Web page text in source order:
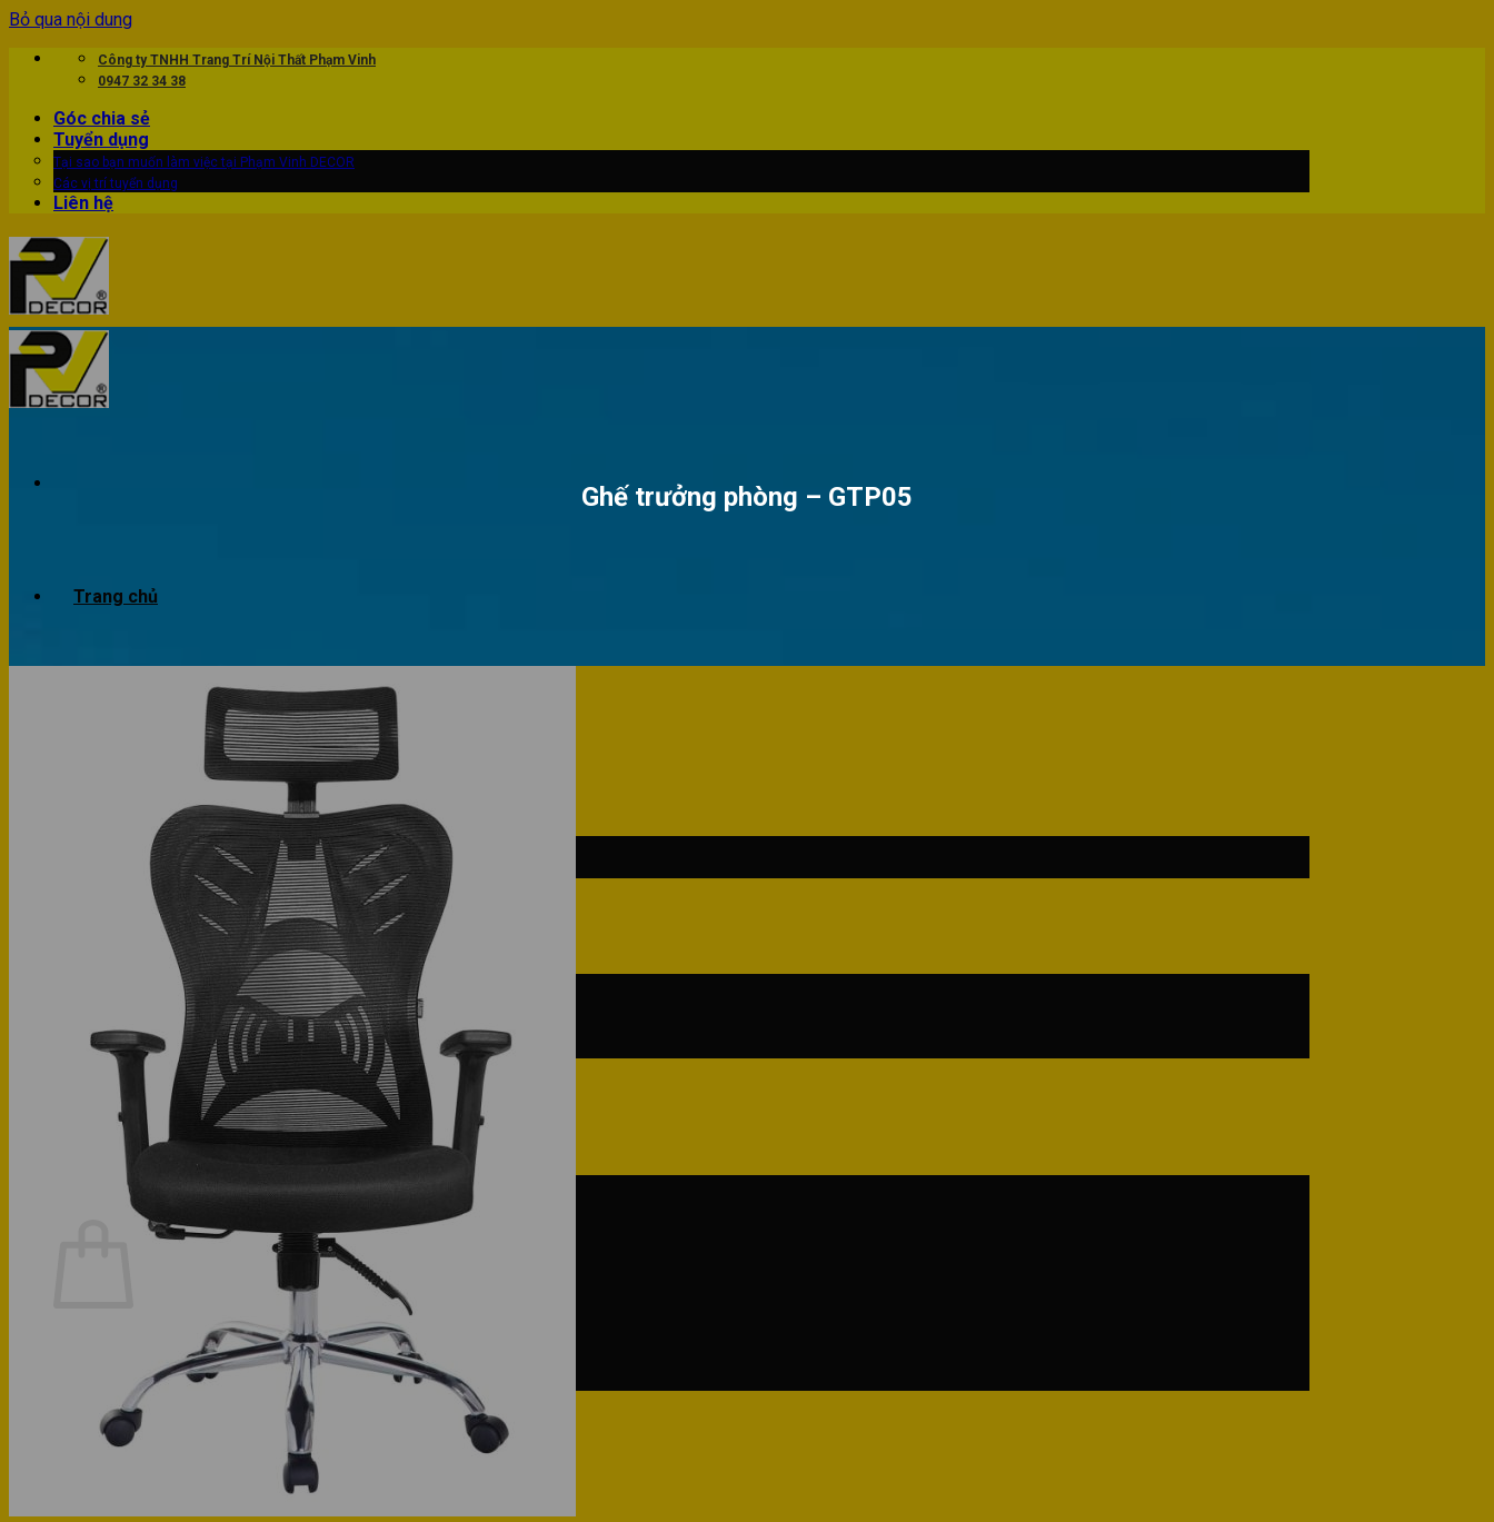
Bỏ qua nội dung
Công ty TNHH Trang Trí Nội Thất Phạm Vinh
0947 32 34 38
Góc chia sẻ
Tuyển dụng
Tại sao bạn muốn làm việc tại Phạm Vinh DECOR
Các vị trí tuyển dụng
Liên hệ
Trang chủ
Công trình văn phòng
Công trình nhà ở
Phòng bếp
Phòng ngủ
Hotline: 0947 323438
Chưa có sản phẩm trong giỏ hàng.
Quay trở lại cửa hàng
Ghế trưởng phòng – GTP05